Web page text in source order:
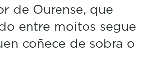
de Ourense, que
entre moitos segue
coñece de sobra o